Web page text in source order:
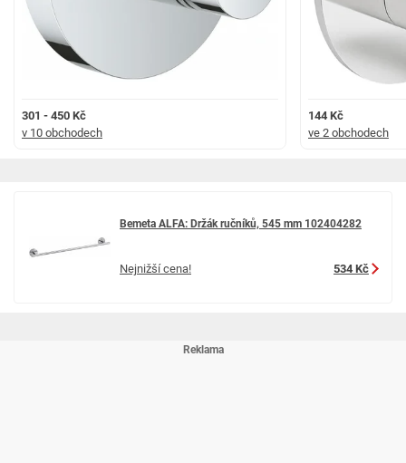
301 - 450 Kč
v 10 obchodech
144 Kč
ve 2 obchodech
Bemeta ALFA: Držák ručníků, 545 mm 102404282
Nejnižší cena! 534 Kč